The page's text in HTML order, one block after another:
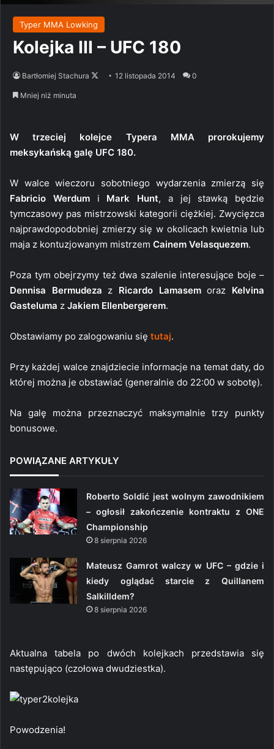
Typer MMA Lowking
Kolejka III – UFC 180
Bartłomiej Stachura
Follow12 listopada 2014 0
Mniej niż minuta
W trzeciej kolejce Typera MMA prorokujemy
meksykańską galę UFC 180.
W walce wieczoru sobotniego wydarzenia zmierzą się
Fabricio Werdumi Mark Hunt, a jej stawką będzie
tymczasowy pas mistrzowski kategorii ciężkiej. Zwycięzca
najprawdopodobniej zmierzy się w okolicach kwietnia lub
maja z kontuzjowanym mistrzem Cainem Velasquezem.
Poza tym obejrzymy też dwa szalenie interesujące boje –
Dennisa Bermudeza z Ricardo Lamasemoraz Kelvina
Gasteluma z Jakiem Ellenbergerem.
Obstawiamy po zalogowaniu się tutaj.
Przy każdej walce znajdziecie informacje na temat daty, do
której można je obstawiać (generalnie do 22:00 w sobotę).
Na galę można przeznaczyć maksymalnie trzy punkty
bonusowe.
POWIĄZANE ARTYKUŁY
Roberto Soldić jest wolnym zawodnikiem
– ogłosił zakończenie kontraktu z ONE
Championship
8 sierpnia 2026
Mateusz Gamrot walczy w UFC – gdzie i
kiedy oglądać starcie z Quillanem
Salkilldem?
8 sierpnia 2026
Aktualna tabela po dwóch kolejkach przedstawia się
następująco (czołowa dwudziestka).
Powodzenia!